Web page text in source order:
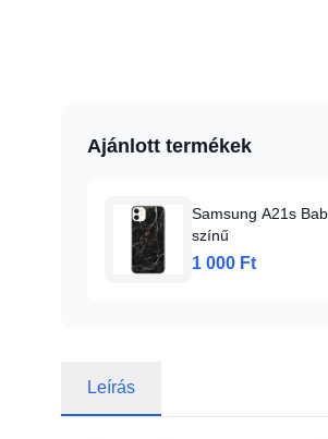
Ajánlott termékek
Samsung A21s
színű
1 000 Ft
Leírás